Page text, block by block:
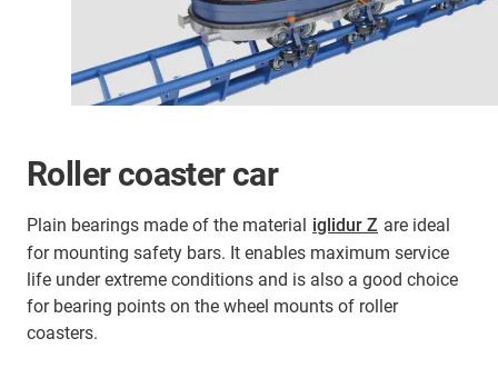
Roller coaster car
Plain bearings made of the material iglidur Z are ideal
for mounting safety bars. It enables maximum service
life under extreme conditions and is also a good choice
for bearing points on the wheel mounts of roller
coasters.